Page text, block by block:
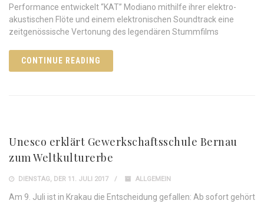
Performance entwickelt “KAT” Modiano mithilfe ihrer elektro-
akustischen Flöte und einem elektronischen Soundtrack eine
zeitgenössische Vertonung des legendären Stummfilms
CONTINUE READING
Unesco erklärt Gewerkschaftsschule Bernau
zum Weltkulturerbe
DIENSTAG, DER 11. JULI 2017 ALLGEMEIN
Am 9. Juli ist in Krakau die Entscheidung gefallen: Ab sofort gehört